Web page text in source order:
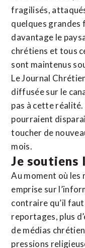
fragilisés,
quelques
davantage le
chrétiens et tous
sont maintenus
Le Journal
diffusée sur le
pas à cette
pourraient
toucher de
mois.
Je soutiens
Au moment où
emprise sur
contraire qu’il
reportages, plus
de médias
pressions